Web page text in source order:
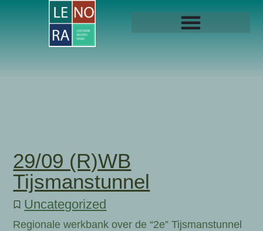
29/09 (R)WB
Tijsmanstunnel
Uncategorized
Regionale werkbank over de “2e” Tijsmanstunnel